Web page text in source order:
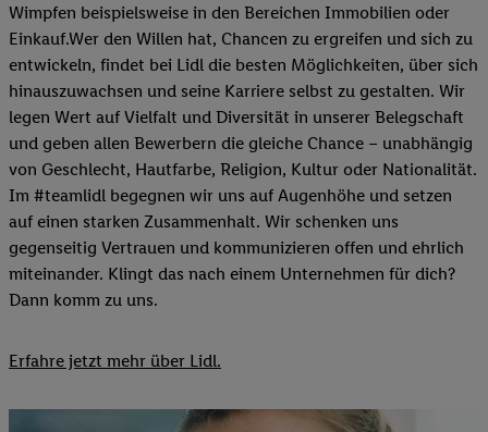
Wimpfen beispielsweise in den Bereichen Immobilien oder
Einkauf.Wer den Willen hat, Chancen zu ergreifen und sich zu
entwickeln, findet bei Lidl die besten Möglichkeiten, über sich
hinauszuwachsen und seine Karriere selbst zu gestalten. Wir
legen Wert auf Vielfalt und Diversität in unserer Belegschaft
und geben allen Bewerbern die gleiche Chance – unabhängig
von Geschlecht, Hautfarbe, Religion, Kultur oder Nationalität.
Im #teamlidl begegnen wir uns auf Augenhöhe und setzen
auf einen starken Zusammenhalt. Wir schenken uns
gegenseitig Vertrauen und kommunizieren offen und ehrlich
miteinander. Klingt das nach einem Unternehmen für dich?
Dann komm zu uns.​
Erfahre jetzt mehr über Lidl.